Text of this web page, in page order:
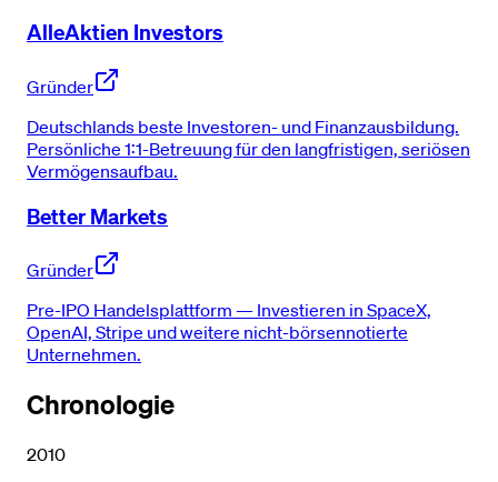
AlleAktien Investors
Gründer
Deutschlands beste Investoren- und Finanzausbildung.
Persönliche 1:1-Betreuung für den langfristigen, seriösen
Vermögensaufbau.
Better Markets
Gründer
Pre-IPO Handelsplattform — Investieren in SpaceX,
OpenAI, Stripe und weitere nicht-börsennotierte
Unternehmen.
Chronologie
2010